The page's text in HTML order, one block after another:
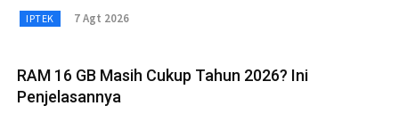
IPTEK 7 Agt 2026
RAM 16 GB Masih Cukup Tahun 2026? Ini
Penjelasannya